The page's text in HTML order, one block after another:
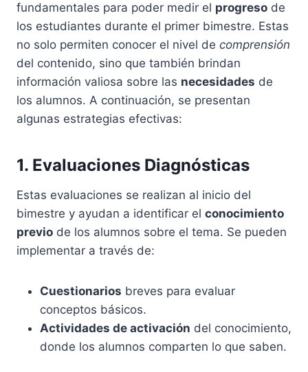
fundamentales para poder medir el progreso de
los estudiantes durante el primer bimestre. Estas
no solo permiten conocer el nivel de comprensión
del contenido, sino que también brindan
información valiosa sobre las necesidades de
los alumnos. A continuación, se presentan
algunas estrategias efectivas:
1. Evaluaciones Diagnósticas
Estas evaluaciones se realizan al inicio del
bimestre y ayudan a identificar el conocimiento
previo de los alumnos sobre el tema. Se pueden
implementar a través de:
Cuestionarios breves para evaluar
conceptos básicos.
Actividades de activación del conocimiento,
donde los alumnos comparten lo que saben.